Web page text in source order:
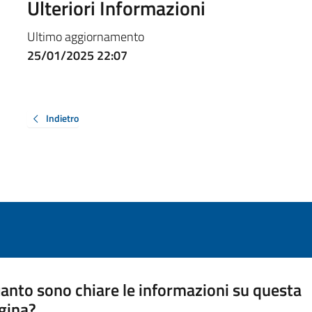
Ulteriori Informazioni
Ultimo aggiornamento
25/01/2025 22:07
Indietro
sono chiare le informazioni su questa